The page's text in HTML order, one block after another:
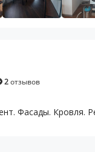
2отзывов
Фасады. Кровля.